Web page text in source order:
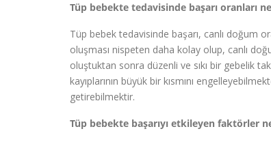
Tüp bebekte tedavisinde başarı oranları
Tüp bebek tedavisinde başarı, canlı doğum
oluşması nispeten daha kolay olup, canlı
oluştuktan sonra düzenli ve sıkı bir gebelik
kayıplarının büyük bir kısmını
getirebilmektir.
Tüp bebekte başarıyı etkileyen faktörler